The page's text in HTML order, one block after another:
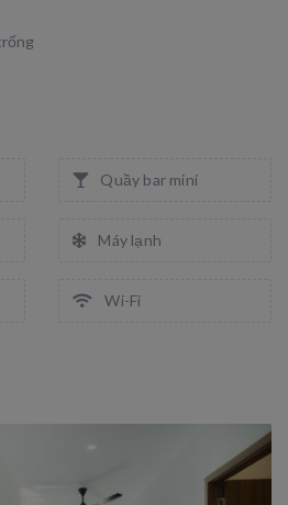
Quầy bar mini
Máy lạnh
Wi-Fi